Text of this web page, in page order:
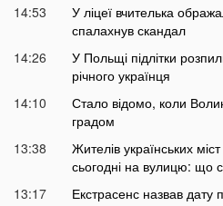
14:53
У ліцеї вчителька
спалахнув скандал
14:26
У Польщі підлітки
річного українця
14:10
Стало відомо, коли
градом
13:38
Жителів українських
сьогодні на вулицю: що
13:17
Екстрасенс назвав дату